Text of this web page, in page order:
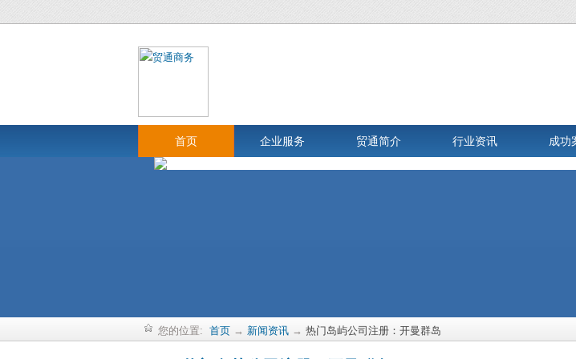
首页 企业服务 贸通简介 行业资讯 成功
您的位置: 首页 → 新闻资讯 → 热门岛屿公司注册：开曼群岛